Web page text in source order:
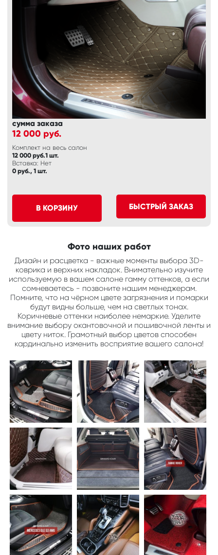
сумма заказа
12 000 руб.
Комплект на весь салон
12 000 руб.1 шт.
Вставка: Нет
0 руб., 1 шт.
В КОРЗИНУ БЫСТРЫЙ ЗАКАЗ
Фото наших работ
Дизайн и расцветка - важные моменты выбора 3D-
коврика и верхних накладок. Внимательно изучите
используемую в вашем салоне гамму оттенков, а если
сомневаетесь - позвоните нашим менеджерам.
Помните, что на чёрном цвете загрязнения и помарки
будут видны больше, чем на светлых тонах.
Коричневые оттенки наиболее немаркие. Уделите
внимание выбору окантовочной и пошивочной ленты и
цвету ниток. Грамотный выбор цветов способен
кардинально изменить восприятие вашего салона!